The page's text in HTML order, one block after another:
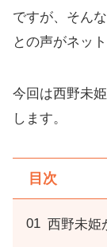
ですが、そん
との声がネッ
今回は西野未
します。
目次
西野未姫